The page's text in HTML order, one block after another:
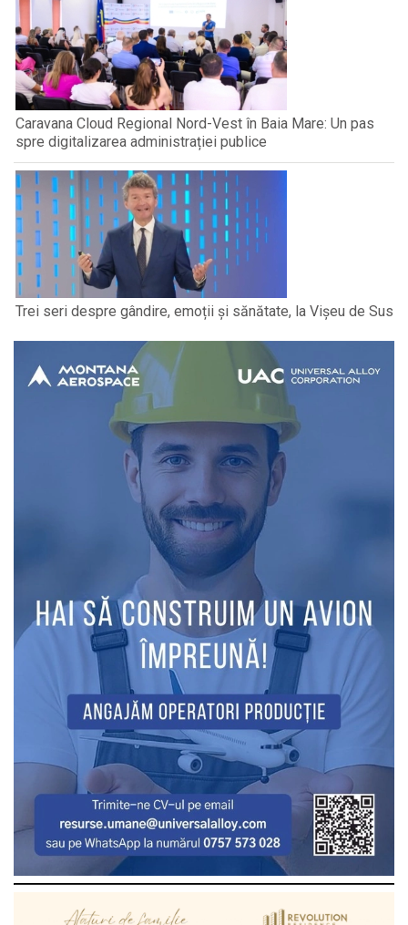
Caravana Cloud Regional Nord-Vest în Baia Mare: Un pas
spre digitalizarea administrației publice
Trei seri despre gândire, emoții și sănătate, la Vișeu de Sus